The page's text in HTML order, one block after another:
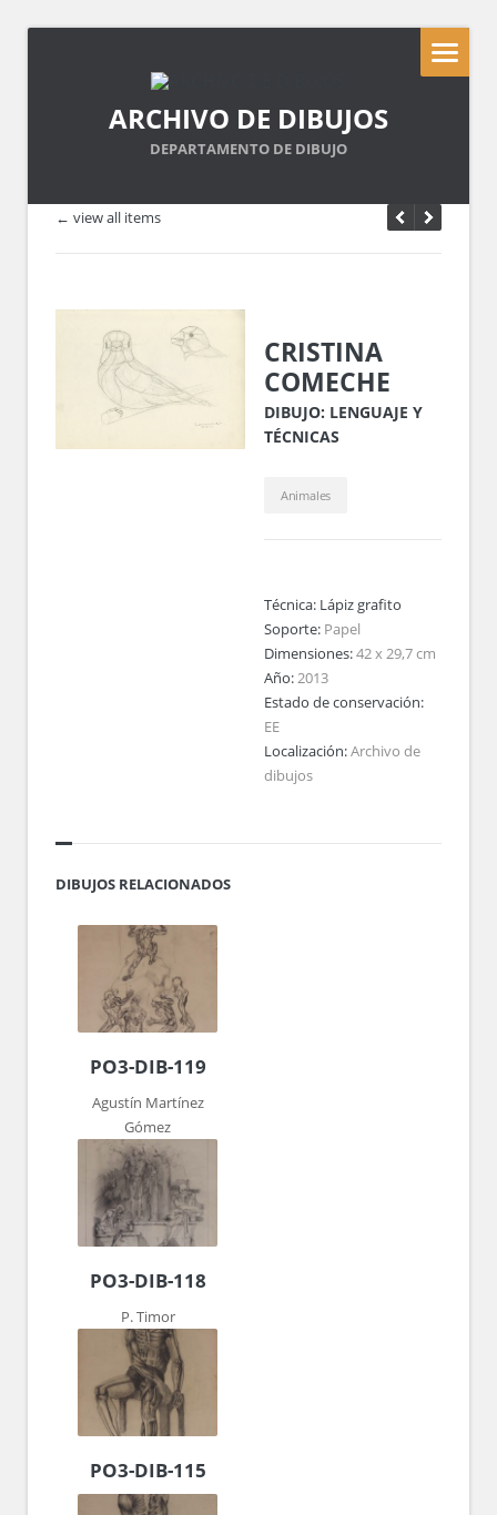
ARCHIVO DE DIBUJOS
DEPARTAMENTO DE DIBUJO
← view all items
CRISTINA
COMECHE
DIBUJO: LENGUAJE Y
TÉCNICAS
Animales
Técnica: Lápiz grafito
Soporte: Papel
Dimensiones:42 x 29,7 cm
Año:2013
Estado de conservación:
EE
Localización:Archivo de
dibujos
DIBUJOS RELACIONADOS
PO3-DIB-119
Agustín Martínez
Gómez
PO3-DIB-118
P. Timor
PO3-DIB-115